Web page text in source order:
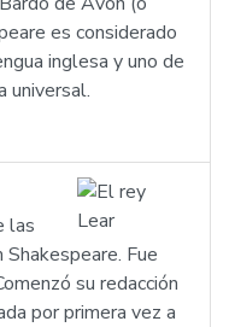
es considerado
inglesa y uno de
universal.
las
Fue
su redacción
por primera vez a